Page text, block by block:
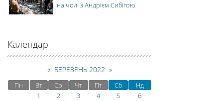
на чолі з Андрієм Сибігою
Календар
« БЕРЕЗЕНЬ 2022 »
Пн Вт Ср Чт Пт Сб
Нд
1
2 3 4 5
6